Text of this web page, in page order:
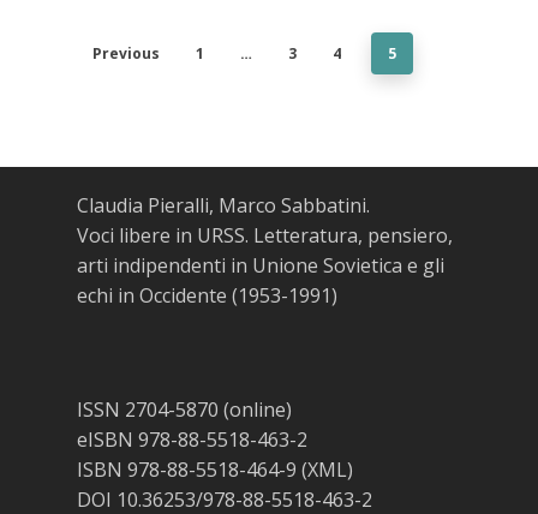
Previous 1 … 3 4 5
Claudia Pieralli, Marco Sabbatini.
Voci libere in URSS. Letteratura, pensiero,
arti indipendenti in Unione Sovietica e gli
echi in Occidente (1953-1991)
ISSN 2704-5870 (online)
eISBN 978-88-5518-463-2
ISBN 978-88-5518-464-9 (XML)
DOI 10.36253/978-88-5518-463-2